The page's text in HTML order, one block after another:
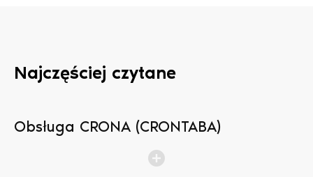
Najczęściej czytane
Obsługa CRONA (CRONTABA)